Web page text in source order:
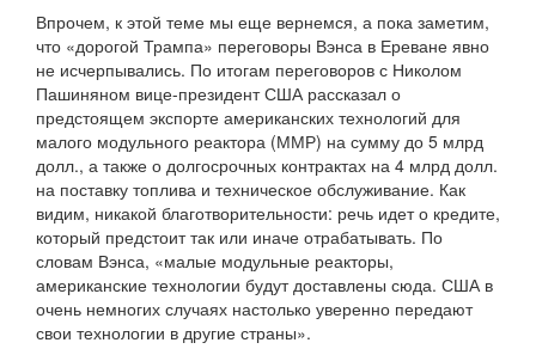
Впрочем, к этой теме мы еще вернемся, а пока заметим,
что «дорогой Трампа» переговоры Вэнса в Ереване явно
не исчерпывались. По итогам переговоров с Николом
Пашиняном вице-президент США рассказал о
предстоящем экспорте американских технологий для
малого модульного реактора (ММР) на сумму до 5 млрд
долл., а также о долгосрочных контрактах на 4 млрд долл.
на поставку топлива и техническое обслуживание. Как
видим, никакой благотворительности: речь идет о кредите,
который предстоит так или иначе отрабатывать. По
словам Вэнса, «малые модульные реакторы,
американские технологии будут доставлены сюда. США в
очень немногих случаях настолько уверенно передают
свои технологии в другие страны».